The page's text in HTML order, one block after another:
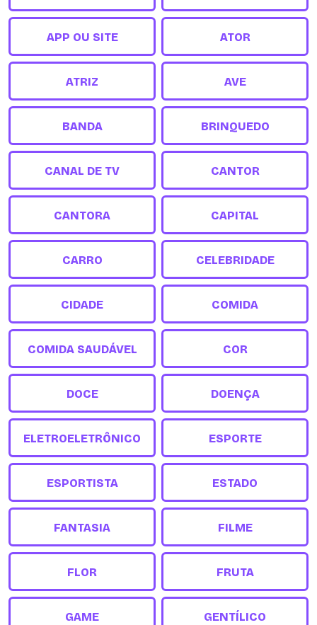
APP OU SITE ATOR
ATRIZ AVE
BANDA BRINQUEDO
CANAL DE TV CANTOR
CANTORA CAPITAL
CARRO CELEBRIDADE
CIDADE COMIDA
COMIDA SAUDÁVEL COR
DOCE DOENÇA
ELETROELETRÔNICO ESPORTE
ESPORTISTA ESTADO
FANTASIA FILME
FLOR FRUTA
GAME GENTÍLICO